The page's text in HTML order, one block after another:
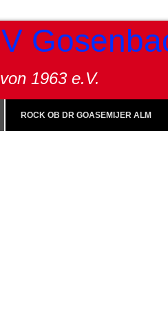
von 1963 e.V.
ROCK OB DR GOASEMIJER ALM